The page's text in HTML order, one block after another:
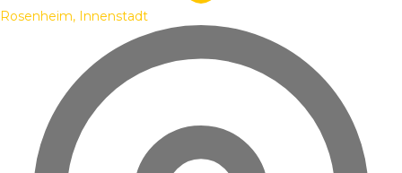
Rosenheim, Innenstadt